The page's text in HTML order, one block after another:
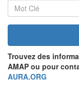
Trouvez des
AMAP ou pour
AURA.ORG